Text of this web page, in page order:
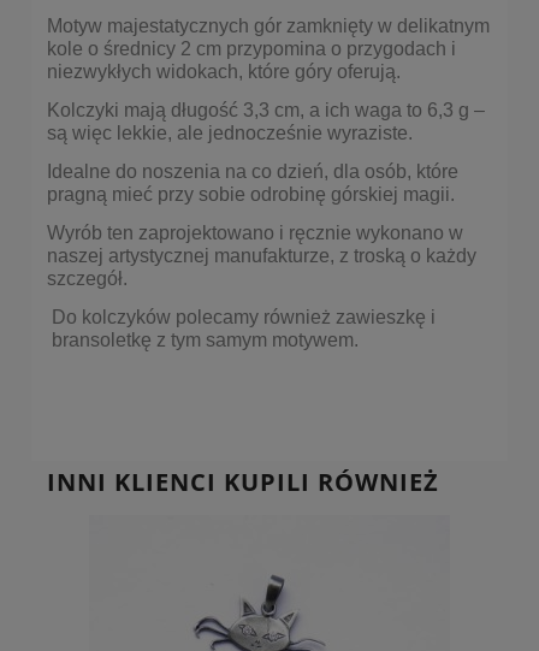
Motyw majestatycznych gór zamknięty w delikatnym
kole o średnicy 2 cm przypomina o przygodach i
niezwykłych widokach, które góry oferują.
Kolczyki mają długość 3,3 cm, a ich waga to 6,3 g –
są więc lekkie, ale jednocześnie wyraziste.
Idealne do noszenia na co dzień, dla osób, które
pragną mieć przy sobie odrobinę górskiej magii.
Wyrób ten zaprojektowano i ręcznie wykonano w
naszej artystycznej manufakturze, z troską o każdy
szczegół.
Do kolczyków polecamy również zawieszkę i
bransoletkę z tym samym motywem.
INNI KLIENCI KUPILI RÓWNIEŻ